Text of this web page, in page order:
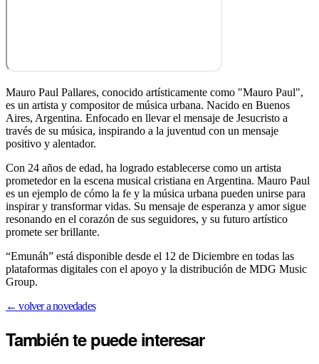
Mauro Paul Pallares, conocido artísticamente como "Mauro Paul",
es un artista y compositor de música urbana. Nacido en Buenos
Aires, Argentina. Enfocado en llevar el mensaje de Jesucristo a
través de su música, inspirando a la juventud con un mensaje
positivo y alentador.
Con 24 años de edad, ha logrado establecerse como un artista
prometedor en la escena musical cristiana en Argentina. Mauro Paul
es un ejemplo de cómo la fe y la música urbana pueden unirse para
inspirar y transformar vidas. Su mensaje de esperanza y amor sigue
resonando en el corazón de sus seguidores, y su futuro artístico
promete ser brillante.
“Emunáh” está disponible desde el 12 de Diciembre en todas las
plataformas digitales con el apoyo y la distribución de MDG Music
Group.
← volver a novedades
También te puedeinteresar